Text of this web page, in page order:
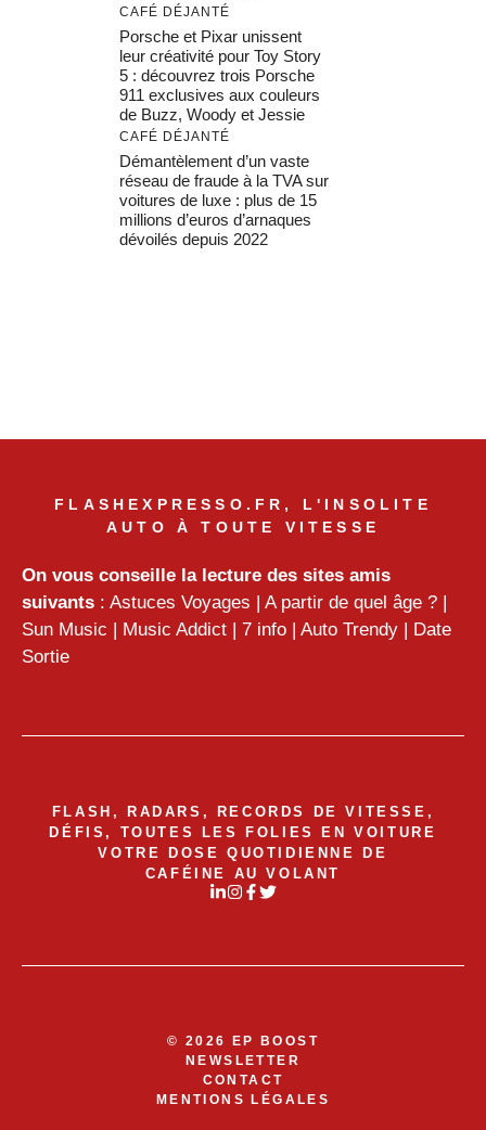
CAFÉ DÉJANTÉ
Porsche et Pixar unissent
leur créativité pour Toy Story
5 : découvrez trois Porsche
911 exclusives aux couleurs
de Buzz, Woody et Jessie
CAFÉ DÉJANTÉ
Démantèlement d’un vaste
réseau de fraude à la TVA sur
voitures de luxe : plus de 15
millions d’euros d’arnaques
dévoilés depuis 2022
FLASHEXPRESSO.FR, L'INSOLITE
AUTO À TOUTE VITESSE
On vous conseille la lecture des sites amis
suivants : Astuces Voyages | A partir de quel âge ? |
Sun Music | Music Addict | 7 info | Auto Trendy | Date
Sortie
FLASH, RADARS, RECORDS DE VITESSE,
DÉFIS, TOUTES LES FOLIES EN VOITURE
VOTRE DOSE QUOTIDIENNE DE
CAFÉINE AU VOLANT
© 2026 EP BOOST
NEWSLETTER
CONTACT
MENTIONS LÉGALES